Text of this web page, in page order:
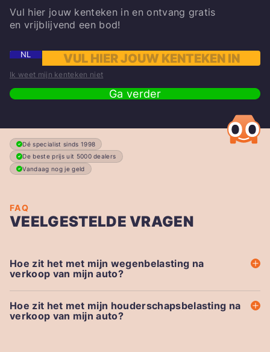
Vul hier jouw kenteken in en ontvang gratis
en vrijblijvend een bod!
NL
Ik weet mijn kenteken niet
Ga verder
Dé specialist sinds 1998
De beste prijs uit 5000 dealers
Vandaag nog je geld
FAQ
VEELGESTELDE VRAGEN
Hoe zit het met mijn wegenbelasting na
verkoop van mijn auto?
Hoe zit het met mijn houderschapsbelasting na
verkoop van mijn auto?